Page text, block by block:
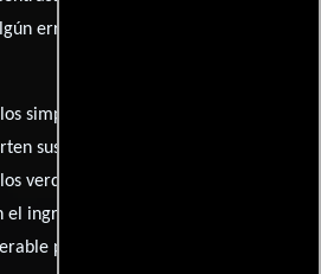
error en la sinopsis o el elenco?
simpatizantes del cine: contribuyan
sus descubrimientos y compartan
verdaderos fanáticos conocen. Sus
el ingrediente secreto que hará de
para los amantes del celuloide.